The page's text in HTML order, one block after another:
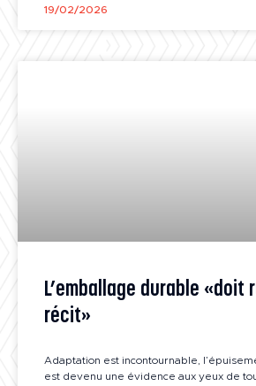
19/02/2026
L’emballage durable «doit
récit»
Adaptation est incontournable,
est devenu une évidence aux yeux de